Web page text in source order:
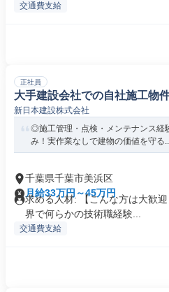
交通費支給
正社員
大手建設会社での自社施工物
新日本建設株式会社
◎施工管理・点検・メンテナンス
み！実作業なしで建物の価値を守る
千葉県千葉市美浜区
月給33万円～45万円
求める人材: 【こんな方は大歓
界で何らかの技術職経験...
交通費支給